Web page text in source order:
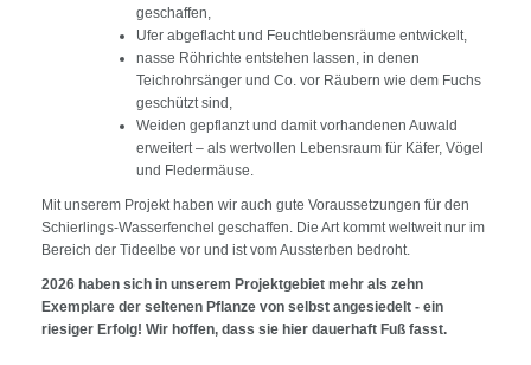
geschaffen,
Ufer abgeflacht und Feuchtlebensräume entwickelt,
nasse Röhrichte entstehen lassen, in denen
Teichrohrsänger und Co. vor Räubern wie dem Fuchs
geschützt sind,
Weiden gepflanzt und damit vorhandenen Auwald
erweitert – als wertvollen Lebensraum für Käfer, Vögel
und Fledermäuse.
Mit unserem Projekt haben wir auch gute Voraussetzungen für den
Schierlings-Wasserfenchel geschaffen. Die Art kommt weltweit nur im
Bereich der Tideelbe vor und ist vom Aussterben bedroht.
2026 haben sich in unserem Projektgebiet mehr als zehn
Exemplare der seltenen Pflanze von selbst angesiedelt - ein
riesiger Erfolg! Wir hoffen, dass sie hier dauerhaft Fuß fasst.